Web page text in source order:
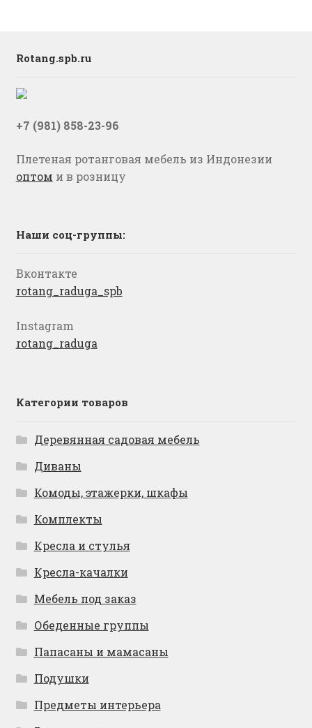
Rotang.spb.ru
+7 (981) 858-23-96
Плетеная ротанговая мебель из Индонезии
оптом и в розницу
Наши соц-группы:
Вконтакте
rotang_raduga_spb
Instagram
rotang_raduga
Категории товаров
Деревянная садовая мебель
Диваны
Комоды, этажерки, шкафы
Комплекты
Кресла и стулья
Кресла-качалки
Мебель под заказ
Обеденные группы
Папасаны и мамасаны
Подушки
Предметы интерьера